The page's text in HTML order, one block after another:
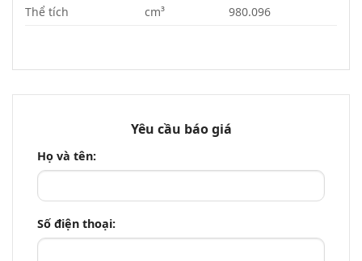
Thể tích
cm³ 980.096
Yêu cầu báo giá
Họ và tên:
Số điện thoại: